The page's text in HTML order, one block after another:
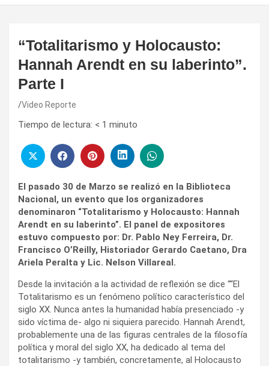
“Totalitarismo y Holocausto:
Hannah Arendt en su laberinto”.
Parte I
Video Reporte
Tiempo de lectura: < 1 minuto
El pasado 30 de Marzo se realizó en la Biblioteca
Nacional, un evento que los organizadores
denominaron “Totalitarismo y Holocausto: Hannah
Arendt en su laberinto”. El panel de expositores
estuvo compuesto por: Dr. Pablo Ney Ferreira, Dr.
Francisco O’Reilly, Historiador Gerardo Caetano, Dra
Ariela Peralta y Lic. Nelson Villareal.
Desde la invitación a la actividad de reflexión se dice ““El
Totalitarismo es un fenómeno político característico del
siglo XX. Nunca antes la humanidad había presenciado -y
sido víctima de- algo ni siquiera parecido. Hannah Arendt,
probablemente una de las figuras centrales de la filosofía
política y moral del siglo XX, ha dedicado al tema del
totalitarismo -y también, concretamente, al Holocausto